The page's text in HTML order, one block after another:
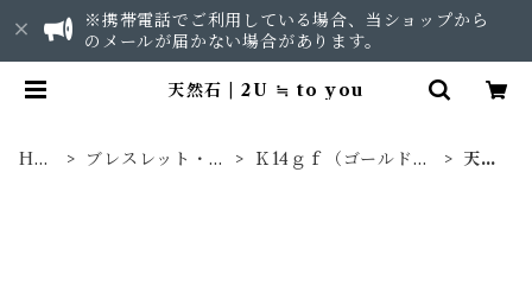
※携帯電話でご利用している場合、当ショップから
のメールが届かない場合があります。
天然石 | 2U ≒ to you
HO
ブレスレット・バ
Ｋ14ｇｆ（ゴールドフ
天然